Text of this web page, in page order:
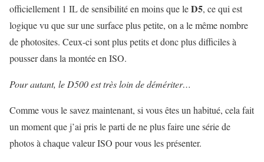
officiellement 1 IL de sensibilité en moins que leD5, ce qui est
logique vu que sur une surface plus petite, on a le même nombre
de photosites. Ceux-ci sont plus petits et donc plus difficiles à
pousser dans la montée en ISO.
Pour autant, le D500 est très loin de démériter…
Comme vous le savez maintenant, si vous êtes un habitué, cela fait
un moment que j’ai pris le parti de ne plus faire une série de
photos à chaque valeur ISO pour vous les présenter.